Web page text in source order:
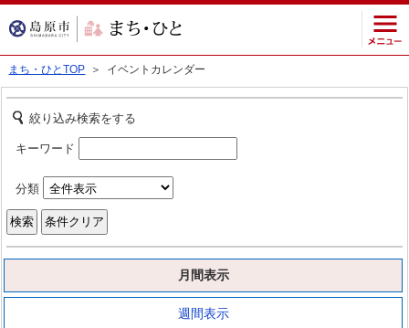
まち・ひとTOP ＞ イベントカレンダー
絞り込み検索をする
キーワード
分類
月間表示
週間表示